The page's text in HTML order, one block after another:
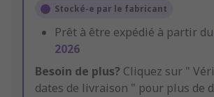
Stocké-e par le fabricant
Prêt à être expédié à partir du
2026
Besoin de plus? Cliquez sur "
dates de livraison " pour plus de